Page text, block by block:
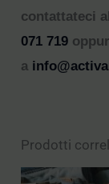
contattateci
071 719
a
Prodotti